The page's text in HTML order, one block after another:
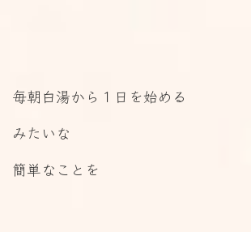
毎朝白湯から１日を始める
みたいな
簡単なことを